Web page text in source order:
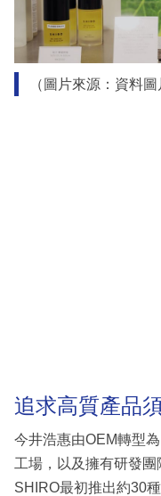
（圖片來源：資料圖
追求高質產品
今井浩惠由OEM轉型
工場，以及擁有研發團
SHIRO最初推出約30